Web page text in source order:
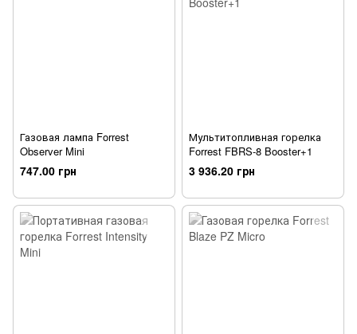
Газовая лампа Forrest
Observer Mini
747.00 грн
Мультитопливная горелка
Forrest FBRS-8 Booster+1
3 936.20 грн